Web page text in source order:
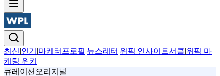
최신|인기 |마케터프로필|뉴스레터 |위픽 인사이트서클|위픽 마
케팅 위키
큐레이션 오리지널